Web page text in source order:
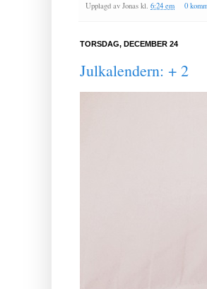
Upplagd av Jonas kl. 6:24 em 0
TORSDAG, DECEMBER 24
Julkalendern: + 2